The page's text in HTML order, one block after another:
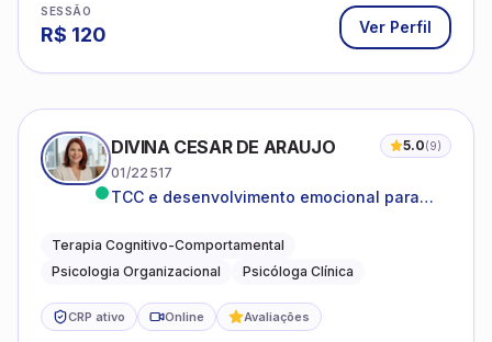
SESSÃO
R$ 120 Ver Perfil
DIVINA CESAR DE ARAUJO 5.0(9)
01/22517
TCC e desenvolvimento emocional para
Terapia Cognitivo-Comportamental
Psicologia Organizacional
Psicóloga Clínica
CRP ativo Online Avaliações